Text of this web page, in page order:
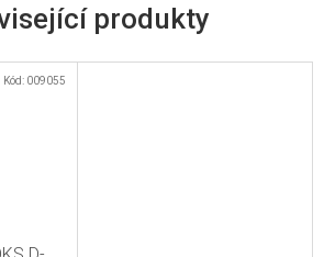
produkty
Kód: 009055